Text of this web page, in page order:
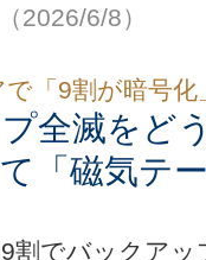
（2026/6/8）
「9割が暗号化
全滅をど
「磁気テ
割でバックア